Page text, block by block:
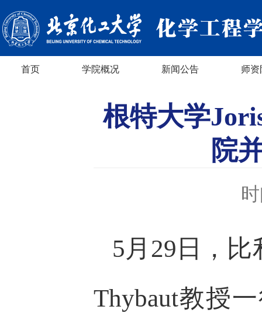
首页 学院概况 新闻公告 师资
根特大学
院
5月29日，比
Thybaut教授